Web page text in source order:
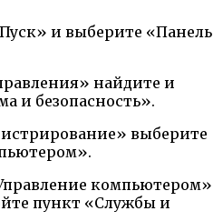
и выберите «Панель
найдите и
и безопасность».
выберите
компьютером»
пункт «Службы и